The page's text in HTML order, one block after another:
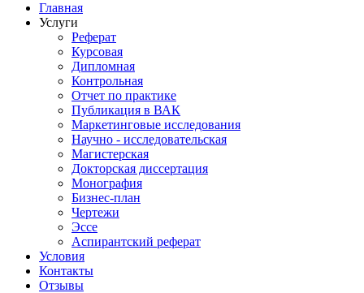
Главная
Услуги
Реферат
Курсовая
Дипломная
Контрольная
Отчет по практике
Публикация в ВАК
Маркетинговые исследования
Научно - исследовательская
Магистерская
Докторская диссертация
Монография
Бизнес-план
Чертежи
Эссе
Аспирантский реферат
Условия
Контакты
Отзывы